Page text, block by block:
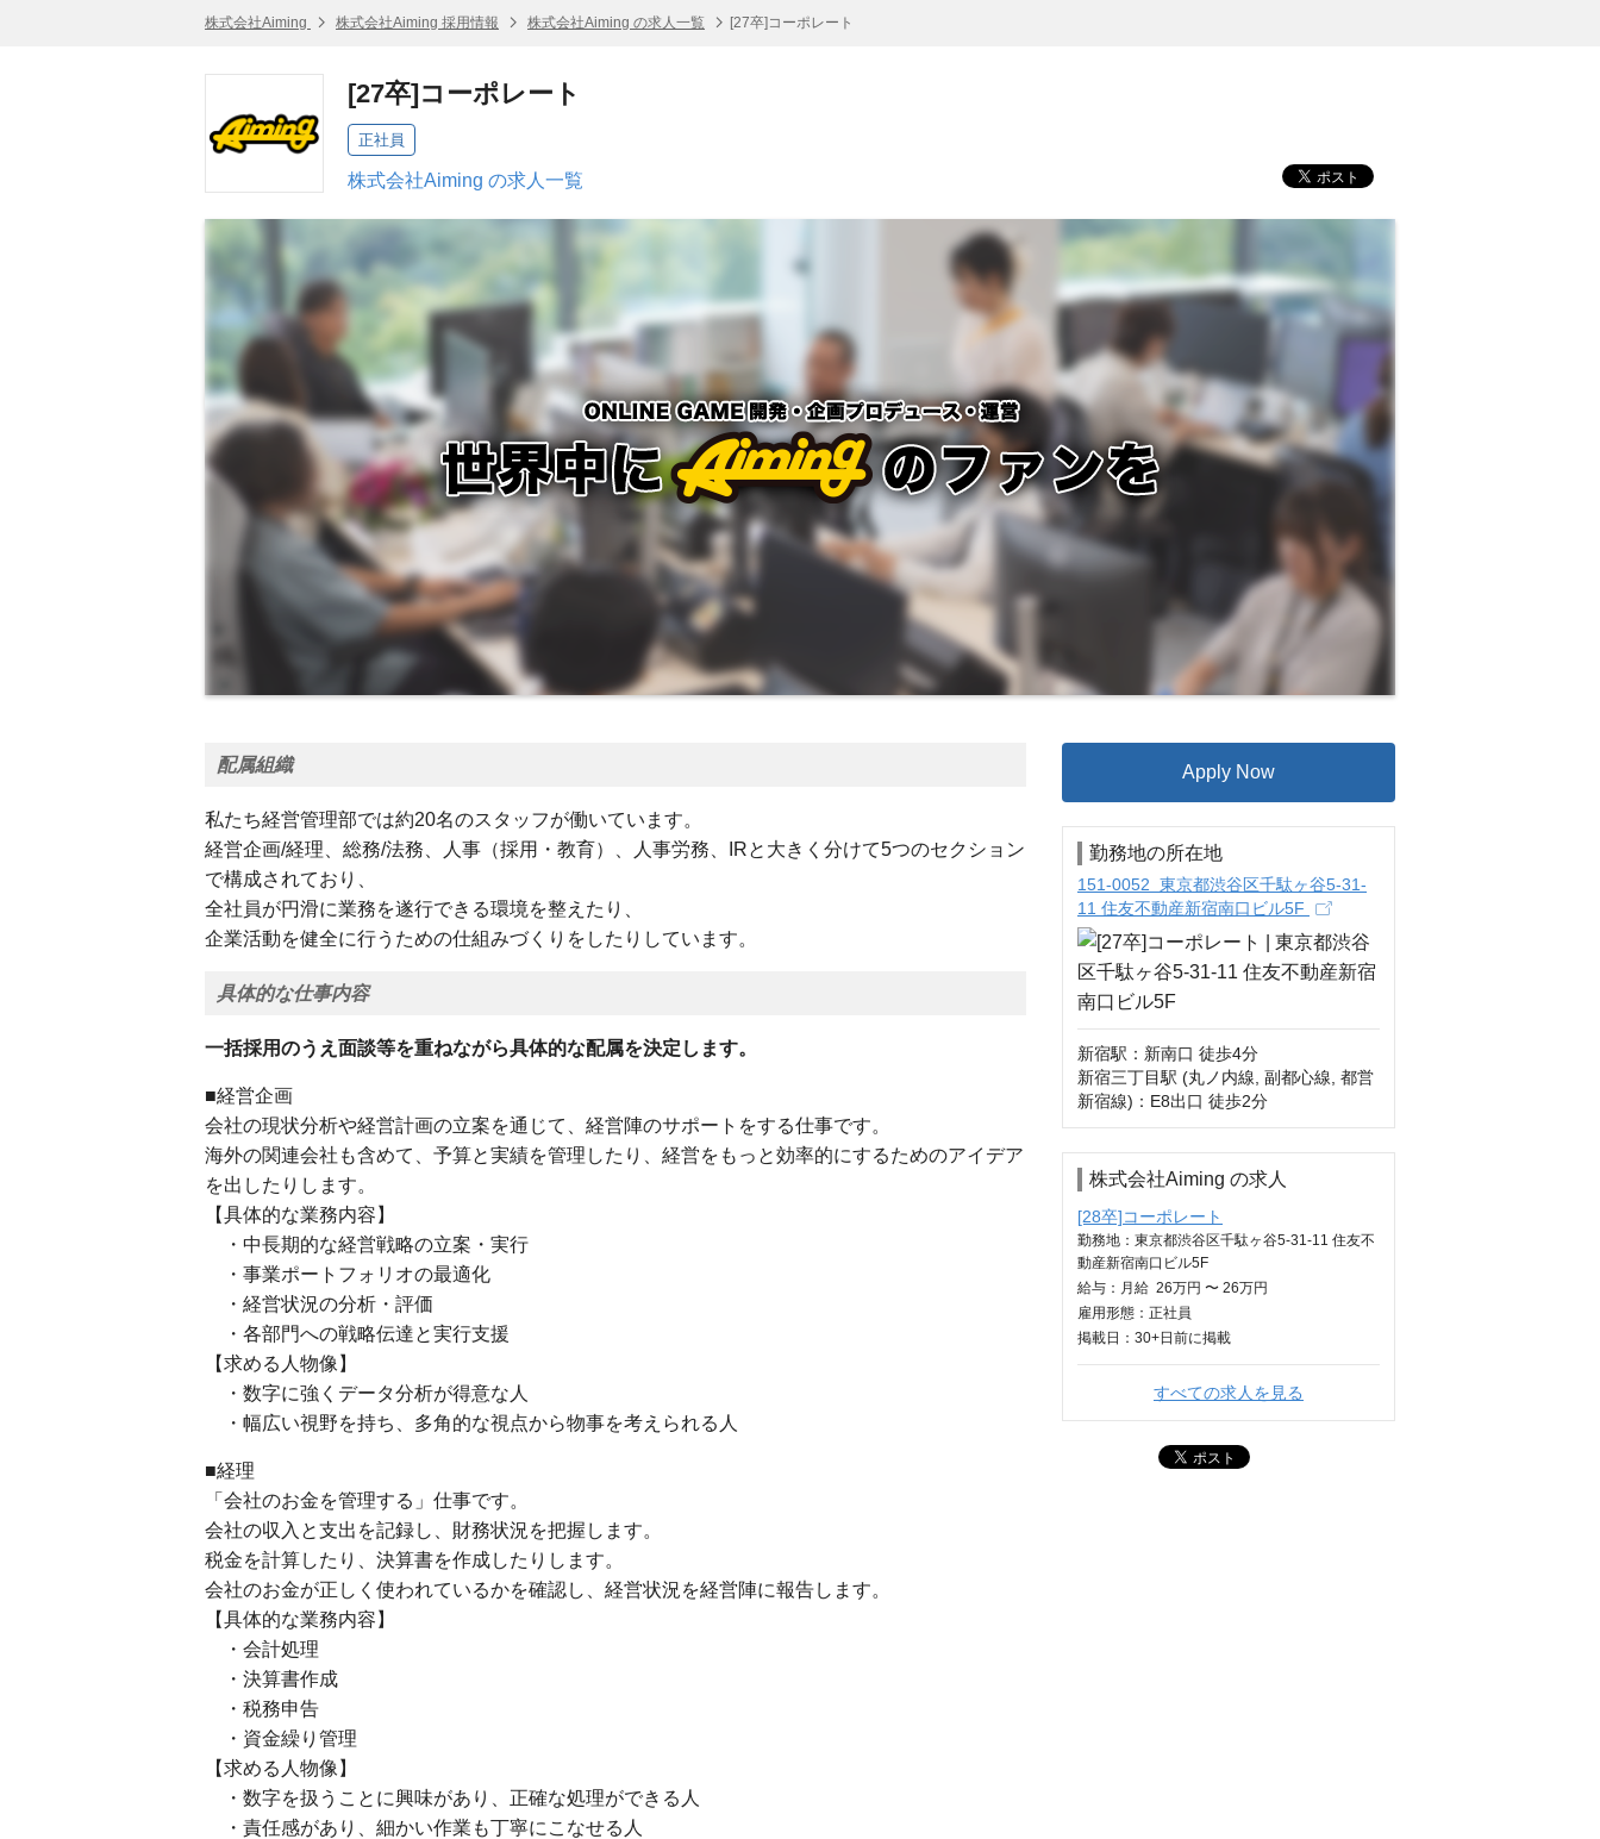
株式会社Aiming 株式会社Aiming 採用情報 株式会社Aiming の求人一覧 [27卒]コーポレート
[27卒]コーポレート
正社員
株式会社Aiming の求人一覧
配属組織
私たち経営管理部では約20名のスタッフが働いています。
経営企画/経理、総務/法務、人事（採用・教育）、人事労務、IRと大きく分けて5つのセクション
で構成されており、
全社員が円滑に業務を遂行できる環境を整えたり、
企業活動を健全に行うための仕組みづくりをしたりしています。
具体的な仕事内容
一括採用のうえ面談等を重ねながら具体的な配属を決定します。
■経営企画
会社の現状分析や経営計画の立案を通じて、経営陣のサポートをする仕事です。
海外の関連会社も含めて、予算と実績を管理したり、経営をもっと効率的にするためのアイデア
を出したりします。
【具体的な業務内容】
・中長期的な経営戦略の立案・実行
・事業ポートフォリオの最適化
・経営状況の分析・評価
・各部門への戦略伝達と実行支援
【求める人物像】
・数字に強くデータ分析が得意な人
・幅広い視野を持ち、多角的な視点から物事を考えられる人
■経理
「会社のお金を管理する」仕事です。
会社の収入と支出を記録し、財務状況を把握します。
税金を計算したり、決算書を作成したりします。
会社のお金が正しく使われているかを確認し、経営状況を経営陣に報告します。
【具体的な業務内容】
・会計処理
・決算書作成
・税務申告
・資金繰り管理
【求める人物像】
・数字を扱うことに興味があり、正確な処理ができる人
・責任感があり、細かい作業も丁寧にこなせる人
Apply Now
勤務地の所在地
151-0052 東京都渋谷区千駄ヶ谷5-31‐
11 住友不動産新宿南口ビル5F
新宿駅：新南口 徒歩4分
新宿三丁目駅 (丸ノ内線, 副都心線, 都営
新宿線)：E8出口 徒歩2分
株式会社Aiming の求人
[28卒]コーポレート
勤務地：東京都渋谷区千駄ヶ谷5-31‐11 住友不
動産新宿南口ビル5F
給与： 月給 26万円 〜 26万円
雇用形態：正社員
掲載日： 30+日 前に掲載
すべての求人を見る